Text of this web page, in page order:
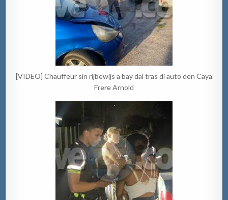
[VIDEO] Chauffeur sin rijbewijs a bay dal tras di auto den Caya
Frere Arnold